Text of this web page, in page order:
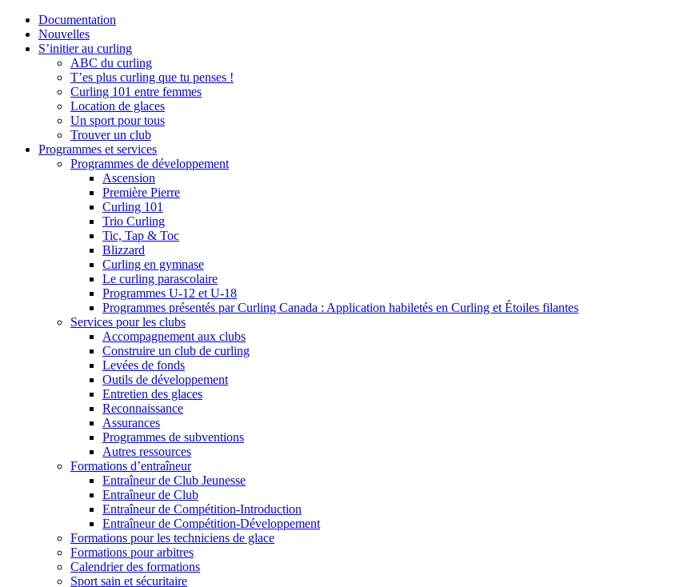
Documentation
Nouvelles
S’initier au curling
ABC du curling
T’es plus curling que tu penses !
Curling 101 entre femmes
Location de glaces
Un sport pour tous
Trouver un club
Programmes et services
Programmes de développement
Ascension
Première Pierre
Curling 101
Trio Curling
Tic, Tap & Toc
Blizzard
Curling en gymnase
Le curling parascolaire
Programmes U-12 et U-18
Programmes présentés par Curling Canada : Application habiletés en Curling et Étoiles filantes
Services pour les clubs
Accompagnement aux clubs
Construire un club de curling
Levées de fonds
Outils de développement
Entretien des glaces
Reconnaissance
Assurances
Programmes de subventions
Autres ressources
Formations d’entraîneur
Entraîneur de Club Jeunesse
Entraîneur de Club
Entraîneur de Compétition-Introduction
Entraîneur de Compétition-Développement
Formations pour les techniciens de glace
Formations pour arbitres
Calendrier des formations
Sport sain et sécuritaire